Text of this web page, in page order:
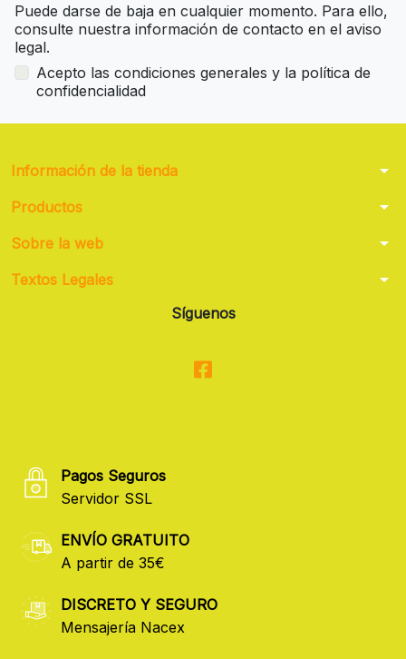
Puede darse de baja en cualquier momento. Para ello,
consulte nuestra información de contacto en el aviso
legal.
Acepto las condiciones generales y la política de
confidencialidad
Información de la tienda arrow_drop_down
Productos arrow_drop_down
Sobre la web arrow_drop_down
Textos Legales arrow_drop_down
Síguenos
Pagos Seguros
Servidor SSL
ENVÍO GRATUITO
A partir de 35€
DISCRETO Y SEGURO
Mensajería Nacex